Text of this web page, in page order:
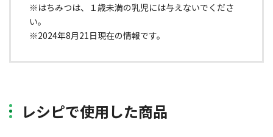
※はちみつは、１歳未満の乳児には与えないでくださ
い。
※2024年8月21日現在の情報です。
レシピで使用した商品